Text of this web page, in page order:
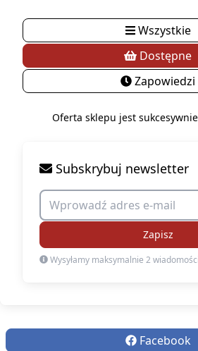
Wszystkie
Dostępne
Zapowiedzi
Oferta sklepu jest
Subskrybuj newsletter
Zapisz
Wysyłamy maksymalnie 2
Facebook